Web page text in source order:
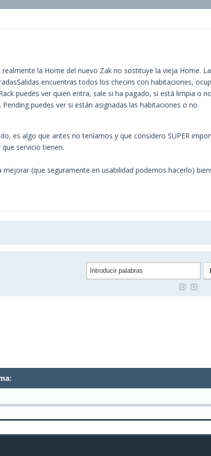
la Home del nuevo Zak no sostituye la vieja Home.
encuentras todos los checins con habitaciones,
puedes ver quien entra, sale si ha pagado, si está limpia o
puedes ver si están asignadas las habitaciones o no
es algo que antes no teníamos y que considero SUPER
servicio tienen.
(que seguramente en usabilidad podemos hacerlo)